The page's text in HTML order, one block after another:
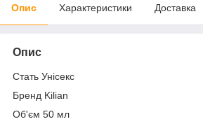
Опис Характеристики Доставка
Опис
Стать Унісекс
Бренд Kilian
Об'єм 50 мл